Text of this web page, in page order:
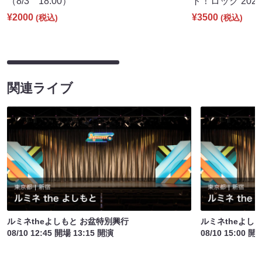
¥2000 (税込)
¥3500 (税込)
関連ライブ
ルミネtheよしもと お盆特別興行
08/10 12:45 開場 13:15 開演
ルミネtheよし
08/10 15:00 開